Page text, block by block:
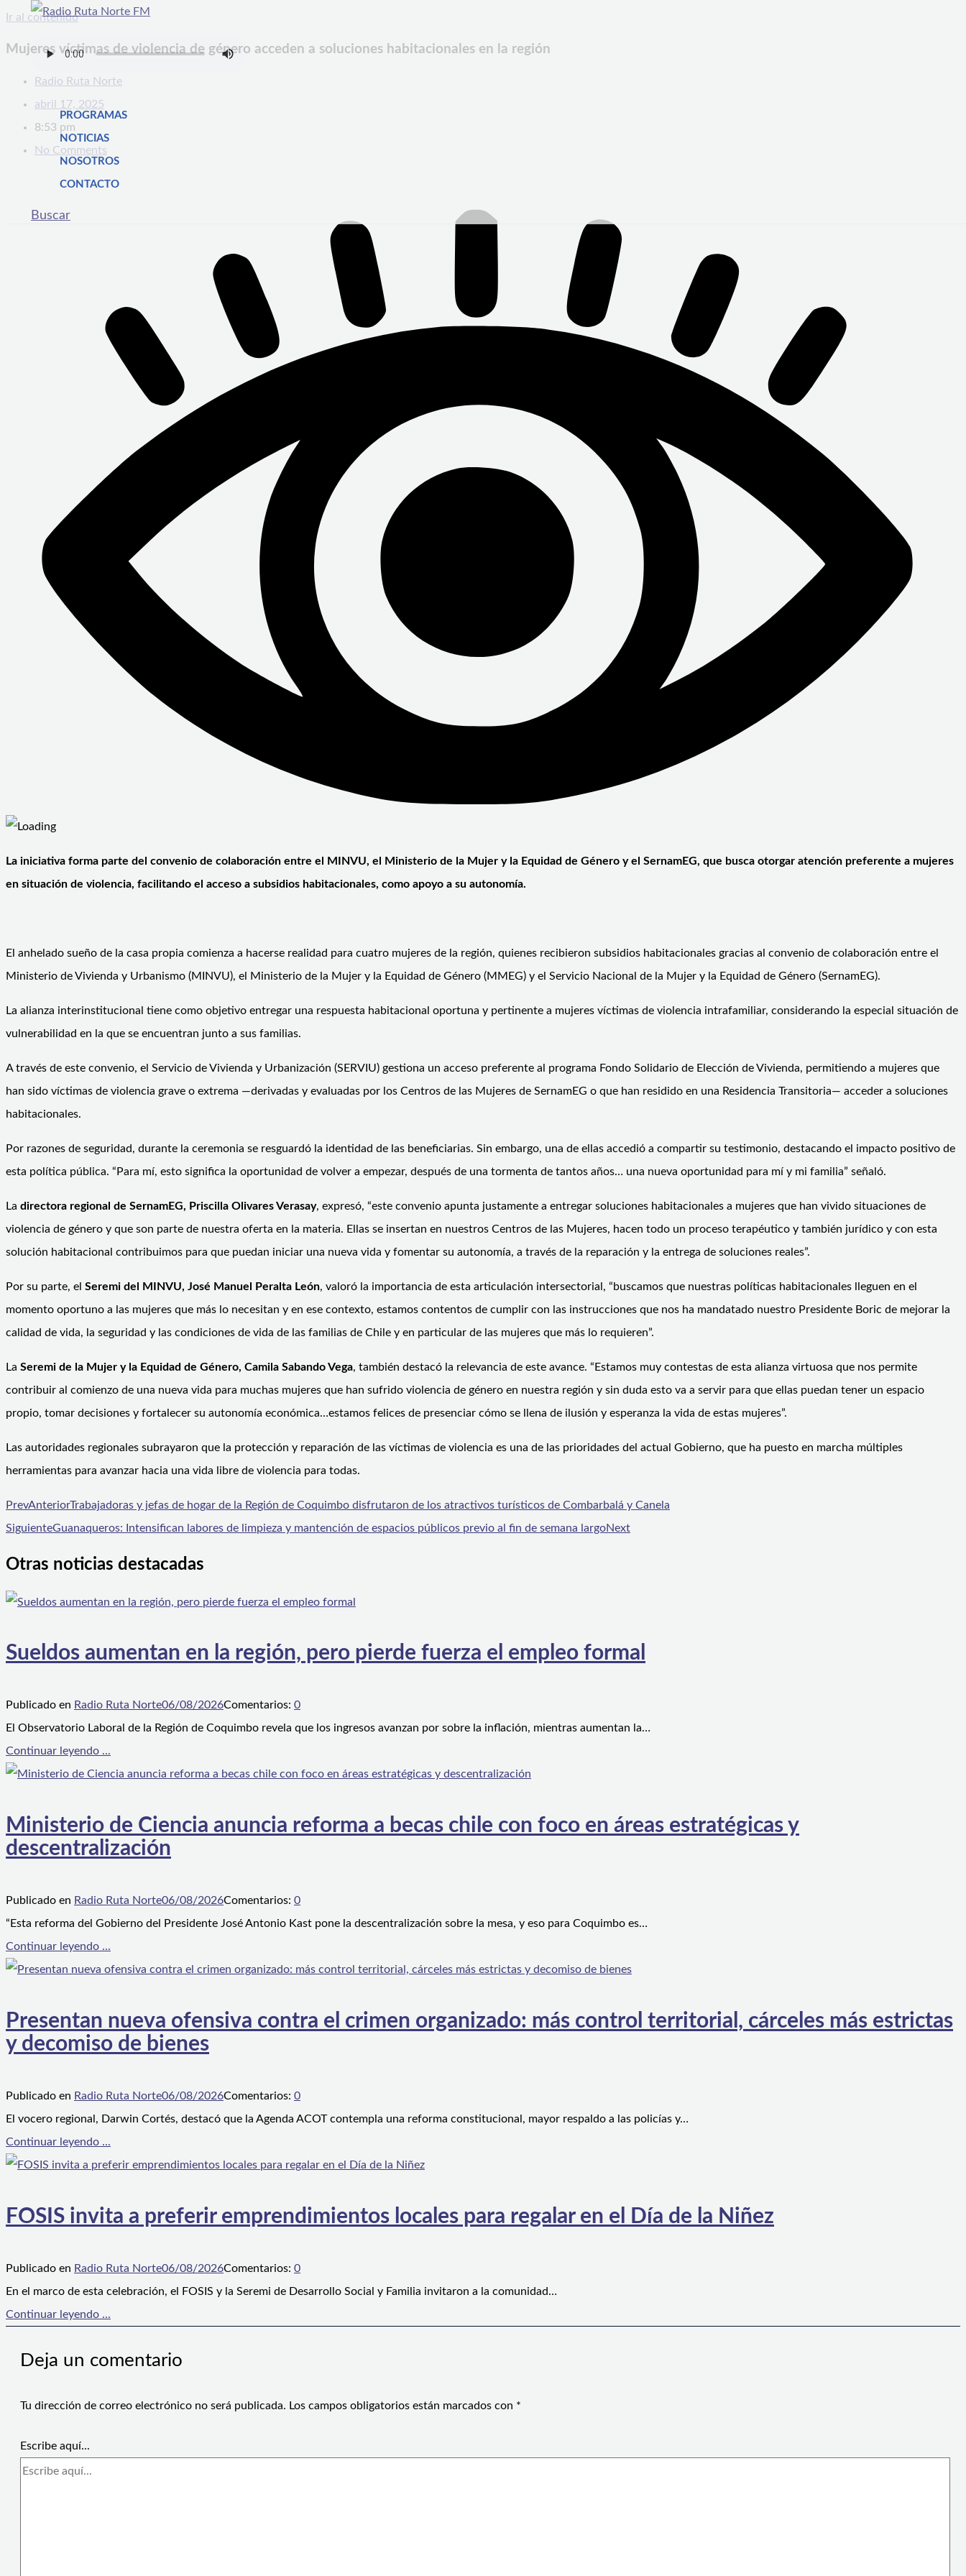
Ir al contenido
PROGRAMAS
NOTICIAS
NOSOTROS
CONTACTO
Buscar
Mujeres víctimas de violencia de género acceden a soluciones habitacionales en la región
Radio Ruta Norte
abril 17, 2025
8:53 pm
No Comments
La iniciativa forma parte del convenio de colaboración entre el MINVU, el Ministerio de la Mujer y la Equidad de Género y el SernamEG, que busca otorgar atención preferente a mujeres
en situación de violencia, facilitando el acceso a subsidios habitacionales, como apoyo a su autonomía.
El anhelado sueño de la casa propia comienza a hacerse realidad para cuatro mujeres de la región, quienes recibieron subsidios habitacionales gracias al convenio de colaboración entre el
Ministerio de Vivienda y Urbanismo (MINVU), el Ministerio de la Mujer y la Equidad de Género (MMEG) y el Servicio Nacional de la Mujer y la Equidad de Género (SernamEG).
La alianza interinstitucional tiene como objetivo entregar una respuesta habitacional oportuna y pertinente a mujeres víctimas de violencia intrafamiliar, considerando la especial situación de
vulnerabilidad en la que se encuentran junto a sus familias.
A través de este convenio, el Servicio de Vivienda y Urbanización (SERVIU) gestiona un acceso preferente al programa Fondo Solidario de Elección de Vivienda, permitiendo a mujeres que
han sido víctimas de violencia grave o extrema —derivadas y evaluadas por los Centros de las Mujeres de SernamEG o que han residido en una Residencia Transitoria— acceder a soluciones
habitacionales.
Por razones de seguridad, durante la ceremonia se resguardó la identidad de las beneficiarias. Sin embargo, una de ellas accedió a compartir su testimonio, destacando el impacto positivo de
esta política pública. “Para mí, esto significa la oportunidad de volver a empezar, después de una tormenta de tantos años… una nueva oportunidad para mí y mi familia” señaló.
La directora regional de SernamEG, Priscilla Olivares Verasay, expresó, “este convenio apunta justamente a entregar soluciones habitacionales a mujeres que han vivido situaciones de
violencia de género y que son parte de nuestra oferta en la materia. Ellas se insertan en nuestros Centros de las Mujeres, hacen todo un proceso terapéutico y también jurídico y con esta
solución habitacional contribuimos para que puedan iniciar una nueva vida y fomentar su autonomía, a través de la reparación y la entrega de soluciones reales”.
Por su parte, el Seremi del MINVU, José Manuel Peralta León, valoró la importancia de esta articulación intersectorial, “buscamos que nuestras políticas habitacionales lleguen en el
momento oportuno a las mujeres que más lo necesitan y en ese contexto, estamos contentos de cumplir con las instrucciones que nos ha mandatado nuestro Presidente Boric de mejorar la
calidad de vida, la seguridad y las condiciones de vida de las familias de Chile y en particular de las mujeres que más lo requieren”.
La Seremi de la Mujer y la Equidad de Género, Camila Sabando Vega, también destacó la relevancia de este avance. “Estamos muy contestas de esta alianza virtuosa que nos permite
contribuir al comienzo de una nueva vida para muchas mujeres que han sufrido violencia de género en nuestra región y sin duda esto va a servir para que ellas puedan tener un espacio
propio, tomar decisiones y fortalecer su autonomía económica…estamos felices de presenciar cómo se llena de ilusión y esperanza la vida de estas mujeres”.
Las autoridades regionales subrayaron que la protección y reparación de las víctimas de violencia es una de las prioridades del actual Gobierno, que ha puesto en marcha múltiples
herramientas para avanzar hacia una vida libre de violencia para todas.
PrevAnteriorTrabajadoras y jefas de hogar de la Región de Coquimbo disfrutaron de los atractivos turísticos de Combarbalá y Canela
SiguienteGuanaqueros: Intensifican labores de limpieza y mantención de espacios públicos previo al fin de semana largoNext
Otras noticias destacadas
Sueldos aumentan en la región, pero pierde fuerza el empleo formal
Publicado en Radio Ruta Norte06/08/2026Comentarios: 0
El Observatorio Laboral de la Región de Coquimbo revela que los ingresos avanzan por sobre la inflación, mientras aumentan la…
Continuar leyendo ...
Ministerio de Ciencia anuncia reforma a becas chile con foco en áreas estratégicas y
descentralización
Publicado en Radio Ruta Norte06/08/2026Comentarios: 0
“Esta reforma del Gobierno del Presidente José Antonio Kast pone la descentralización sobre la mesa, y eso para Coquimbo es…
Continuar leyendo ...
Presentan nueva ofensiva contra el crimen organizado: más control territorial, cárceles más estrictas
y decomiso de bienes
Publicado en Radio Ruta Norte06/08/2026Comentarios: 0
El vocero regional, Darwin Cortés, destacó que la Agenda ACOT contempla una reforma constitucional, mayor respaldo a las policías y…
Continuar leyendo ...
FOSIS invita a preferir emprendimientos locales para regalar en el Día de la Niñez
Publicado en Radio Ruta Norte06/08/2026Comentarios: 0
En el marco de esta celebración, el FOSIS y la Seremi de Desarrollo Social y Familia invitaron a la comunidad…
Continuar leyendo ...
Deja un comentario
Tu dirección de correo electrónico no será publicada. Los campos obligatorios están marcados con *
Escribe aquí...